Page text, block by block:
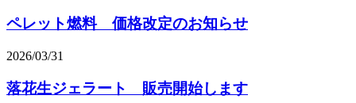
ペレット燃料 価格改定のお知らせ
2026/03/31
落花生ジェラート 販売開始します